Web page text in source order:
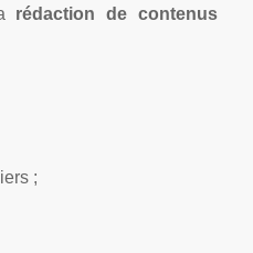
rédaction de contenus
;